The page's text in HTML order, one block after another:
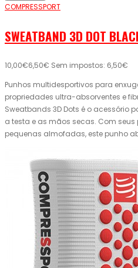
COMPRESSPORT
SWEATBAND 3D DOT
10,00€6,50€ Sem impostos: 6,50€
Punhos multidesportivos para
propriedades ultra-absorventes e
Sweatbands 3D Dots é o acessório
a testa e as mãos secas. Com
pequenas almofadas, este punho